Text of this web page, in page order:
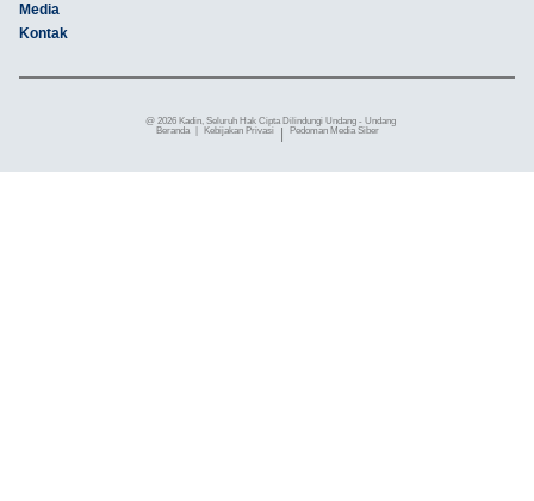
Media
Kontak
@ 2026 Kadin, Seluruh Hak Cipta Dilindungi Undang - Undang
Beranda
Kebijakan Privasi Pedoman Media Siber